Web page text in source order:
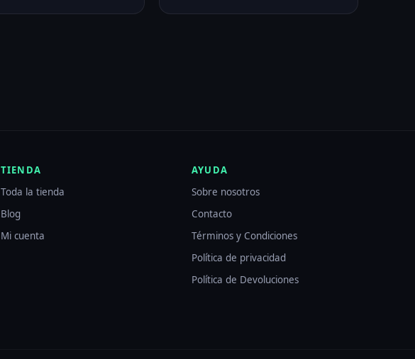
originalactual
TIENDA
Toda la tienda
Blog
Mi cuenta
AYUDA
Sobre nosotros
Contacto
Términos y Condiciones
Política de privacidad
Política de Devoluciones